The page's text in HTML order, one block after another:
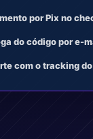
por Pix no
do código por e-
com o tracking